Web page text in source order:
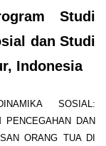
Studi
dan Studi
Indonesia
SOSIAL:
PENCEGAHAN DAN
ORANG TUA DI